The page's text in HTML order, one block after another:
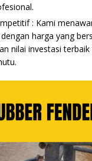
: Kami
harga yang
nilai investasi terbaik